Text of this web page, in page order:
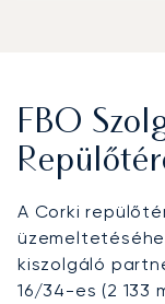
FBO
A Corki
kiszolgáló
16/34-es (2 133